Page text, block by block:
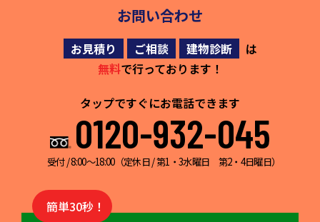
お問い合わせ
お見積り ご相談 建物診断
は
無料で行っております！
タップですぐにお電話できます
0120-932-045
受付 / 8:00～18:00（定休日 / 第1・3水曜日 第2・4日曜日）
簡単30秒！